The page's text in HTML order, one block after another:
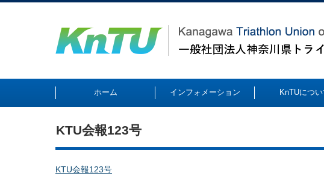
ホーム インフォメーション KnTUについ
KTU会報123号
KTU会報123号